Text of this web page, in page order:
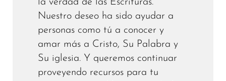
la verdad de las Escrituras.
Nuestro deseo ha sido ayudar a
personas como tú a conocer y
amar más a Cristo, Su Palabra y
Su iglesia. Y queremos continuar
proveyendo recursos para tu